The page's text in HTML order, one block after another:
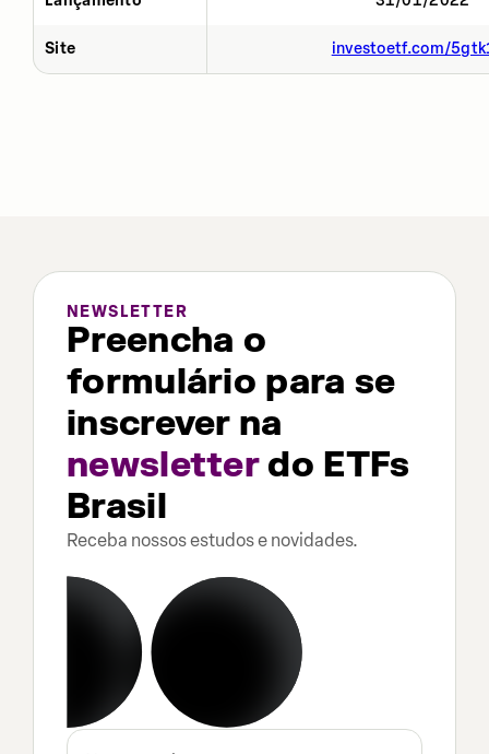
Site investoetf.com/
NEWSLETTER
Preencha o
formulário para se
inscrever na
newsletterdo ETFs
Brasil
Receba nossos estudos e novidades.